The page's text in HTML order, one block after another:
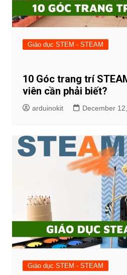
Giáo dục STEM - STEAM
10 Góc trang trí
viên cần phải biết?
arduinokit December
Giáo dục STEM - STEAM